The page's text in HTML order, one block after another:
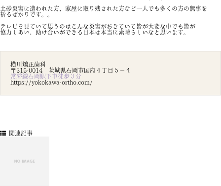
土砂災害に遭われた方、家屋に取り残された方など一人でも多くの方の無事を
祈るばかりです。。
テレビを見ていて思うのはこんな災害がおきていて皆が大変な中でも皆が
協力しあい、助け合いができる日本は本当に素晴らしいなと思います。
横川矯正歯科
〒315-0014 茨城県石岡市国府４丁目５－４
常磐線石岡駅下車徒歩３分
https://yokokawa-ortho.com/
関連記事